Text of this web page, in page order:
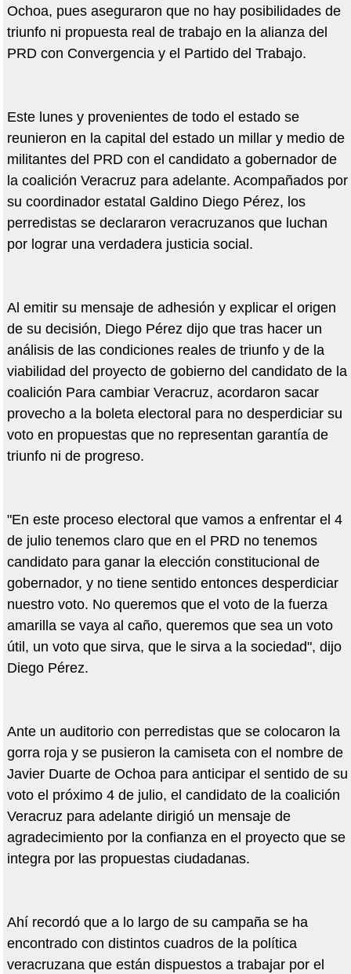
Ochoa, pues aseguraron que no hay posibilidades de
triunfo ni propuesta real de trabajo en la alianza del
PRD con Convergencia y el Partido del Trabajo.
Este lunes y provenientes de todo el estado se
reunieron en la capital del estado un millar y medio de
militantes del PRD con el candidato a gobernador de
la coalición Veracruz para adelante. Acompañados por
su coordinador estatal Galdino Diego Pérez, los
perredistas se declararon veracruzanos que luchan
por lograr una verdadera justicia social.
Al emitir su mensaje de adhesión y explicar el origen
de su decisión, Diego Pérez dijo que tras hacer un
análisis de las condiciones reales de triunfo y de la
viabilidad del proyecto de gobierno del candidato de la
coalición Para cambiar Veracruz, acordaron sacar
provecho a la boleta electoral para no desperdiciar su
voto en propuestas que no representan garantía de
triunfo ni de progreso.
"En este proceso electoral que vamos a enfrentar el 4
de julio tenemos claro que en el PRD no tenemos
candidato para ganar la elección constitucional de
gobernador, y no tiene sentido entonces desperdiciar
nuestro voto. No queremos que el voto de la fuerza
amarilla se vaya al caño, queremos que sea un voto
útil, un voto que sirva, que le sirva a la sociedad", dijo
Diego Pérez.
Ante un auditorio con perredistas que se colocaron la
gorra roja y se pusieron la camiseta con el nombre de
Javier Duarte de Ochoa para anticipar el sentido de su
voto el próximo 4 de julio, el candidato de la coalición
Veracruz para adelante dirigió un mensaje de
agradecimiento por la confianza en el proyecto que se
integra por las propuestas ciudadanas.
Ahí recordó que a lo largo de su campaña se ha
encontrado con distintos cuadros de la política
veracruzana que están dispuestos a trabajar por el